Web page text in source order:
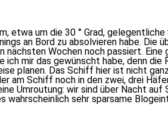
etwa um die 30 ° Grad, gelegentliche
an Bord zu absolvieren habe. Die
nächsten Wochen noch passiert. Eine
ich mir das gewünscht habe, denn die
planen. Das Schiff hier ist nicht
am Schiff noch in den zwei, drei
Umroutung: wir sind über Nacht auf
wahrscheinlich sehr sparsame